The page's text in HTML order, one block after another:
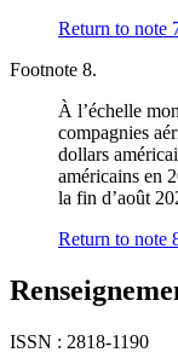
Return to note
Footnote 8.
À l’échelle
compagnies
dollars
américains en
la fin d’août
Return to note
ISSN : 2818-1190